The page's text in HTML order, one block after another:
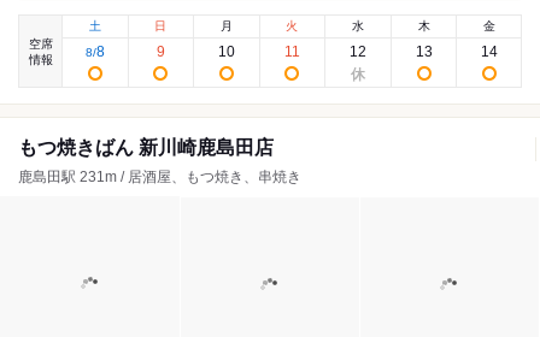
空席
情報
土
8/8
日
9
月
10
火
11
水
12
木
13
金
14
もつ焼きばん 新川崎鹿島田店
鹿島田駅 231m / 居酒屋、もつ焼き、串焼き